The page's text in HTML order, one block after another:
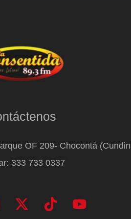
OF 209- Chocontá
333 733 0337